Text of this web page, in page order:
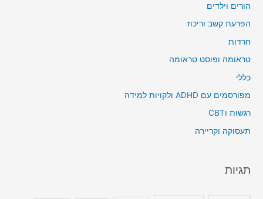
הורים וילדים
הפרעת קשב וריכוז
חרדות
טראומה ופוסט טראומה
כללי
מפורסמים עם ADHD ולקויות למידה
רגשות וCBT
תעסוקה וקריירה
תגיות